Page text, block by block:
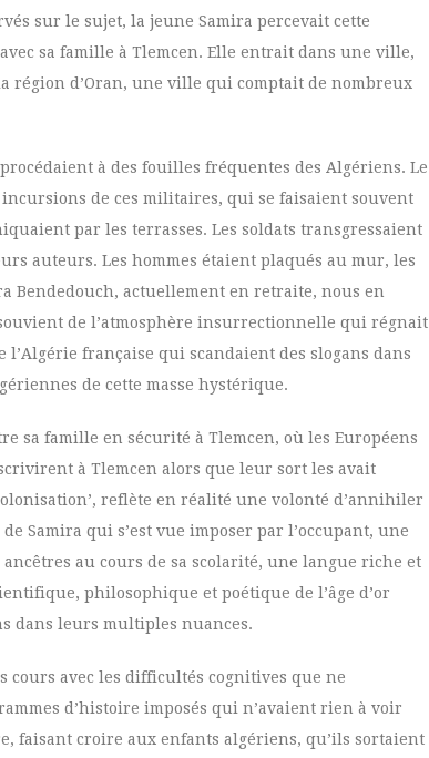
sur le sujet, la jeune Samira percevait cette
sa famille à Tlemcen. Elle entrait dans une ville,
région d’Oran, une ville qui comptait de nombreux
à des fouilles fréquentes des Algériens. Le
de ces militaires, qui se faisaient souvent
par les terrasses. Les soldats transgressaient
auteurs. Les hommes étaient plaqués au mur, les
Bendedouch, actuellement en retraite, nous en
de l’atmosphère insurrectionnelle qui régnait
française qui scandaient des slogans dans
de cette masse hystérique.
sa famille en sécurité à Tlemcen, où les Européens
à Tlemcen alors que leur sort les avait
reflète en réalité une volonté d’annihiler
Samira qui s’est vue imposer par l’occupant, une
au cours de sa scolarité, une langue riche et
philosophique et poétique de l’âge d’or
dans leurs multiples nuances.
cours avec les difficultés cognitives que ne
d’histoire imposés qui n’avaient rien à voir
faisant croire aux enfants algériens, qu’ils sortaient